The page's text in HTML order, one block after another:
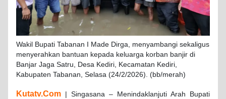
Wakil Bupati Tabanan I Made Dirga, menyambangi sekaligus
menyerahkan bantuan kepada keluarga korban banjir di
Banjar Jaga Satru, Desa Kediri, Kecamatan Kediri,
Kabupaten Tabanan, Selasa (24/2/2026). (bb/merah)
Kutatv.Com | Singasana – Menindaklanjuti Arah Bupati